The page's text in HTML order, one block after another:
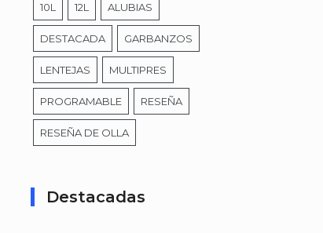
10L 12L ALUBIAS
DESTACADA GARBANZOS
LENTEJAS MULTIPRES
PROGRAMABLE RESEÑA
RESEÑA DE OLLA
Destacadas